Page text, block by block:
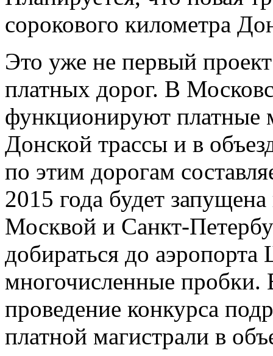
сорокового километра
Это уже не первый
платных дорог. В
функционируют платные
Донской трассы и в
по этим дорогам
2015 года будет
Москвой и Санкт-
добираться до
многочисленные пробки.
проведение конкурса
платной магистрали в